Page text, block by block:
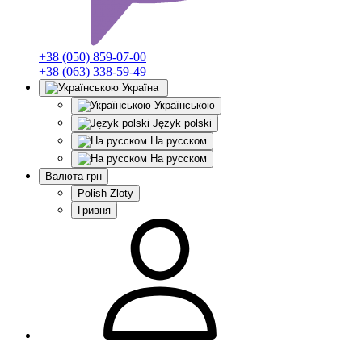
+38 (050) 859-07-00
+38 (063) 338-59-49
Україна
Українською
Język polski
На русском
На русском
Валюта грн
Polish Zloty
Гривня